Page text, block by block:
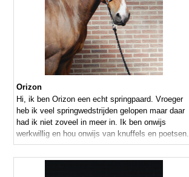
Orizon
Hi, ik ben Orizon een echt springpaard. Vroeger
heb ik veel springwedstrijden gelopen maar daar
had ik niet zoveel in meer in. Ik ben onwijs
werkwillig en hou onwijs van knuffels en poetsen.